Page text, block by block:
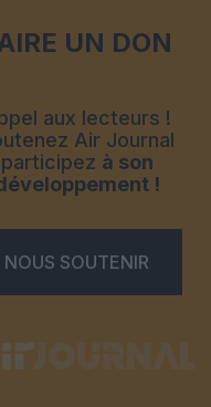
UN DON
aux lecteurs !
Air Journal
participez à son
!
NOUS SOUTENIR